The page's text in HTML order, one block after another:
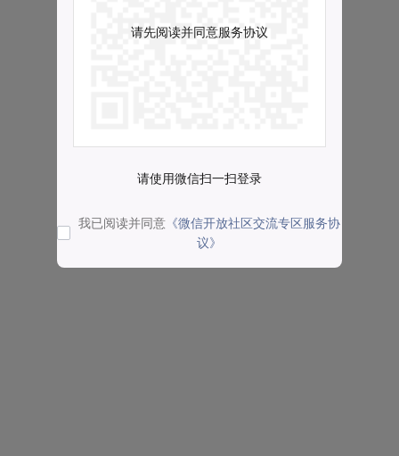
请先阅读并同意服务协议
请使用微信扫一扫登录
我已阅读并同意 《微信开放社区交流专区服务协
议》